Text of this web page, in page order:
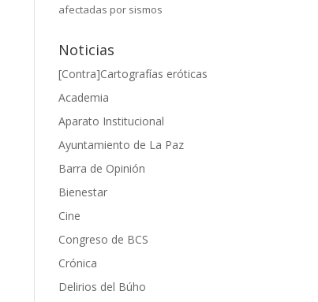
afectadas por sismos
Noticias
[Contra]Cartografías eróticas
Academia
Aparato Institucional
Ayuntamiento de La Paz
Barra de Opinión
Bienestar
Cine
Congreso de BCS
Crónica
Delirios del Búho